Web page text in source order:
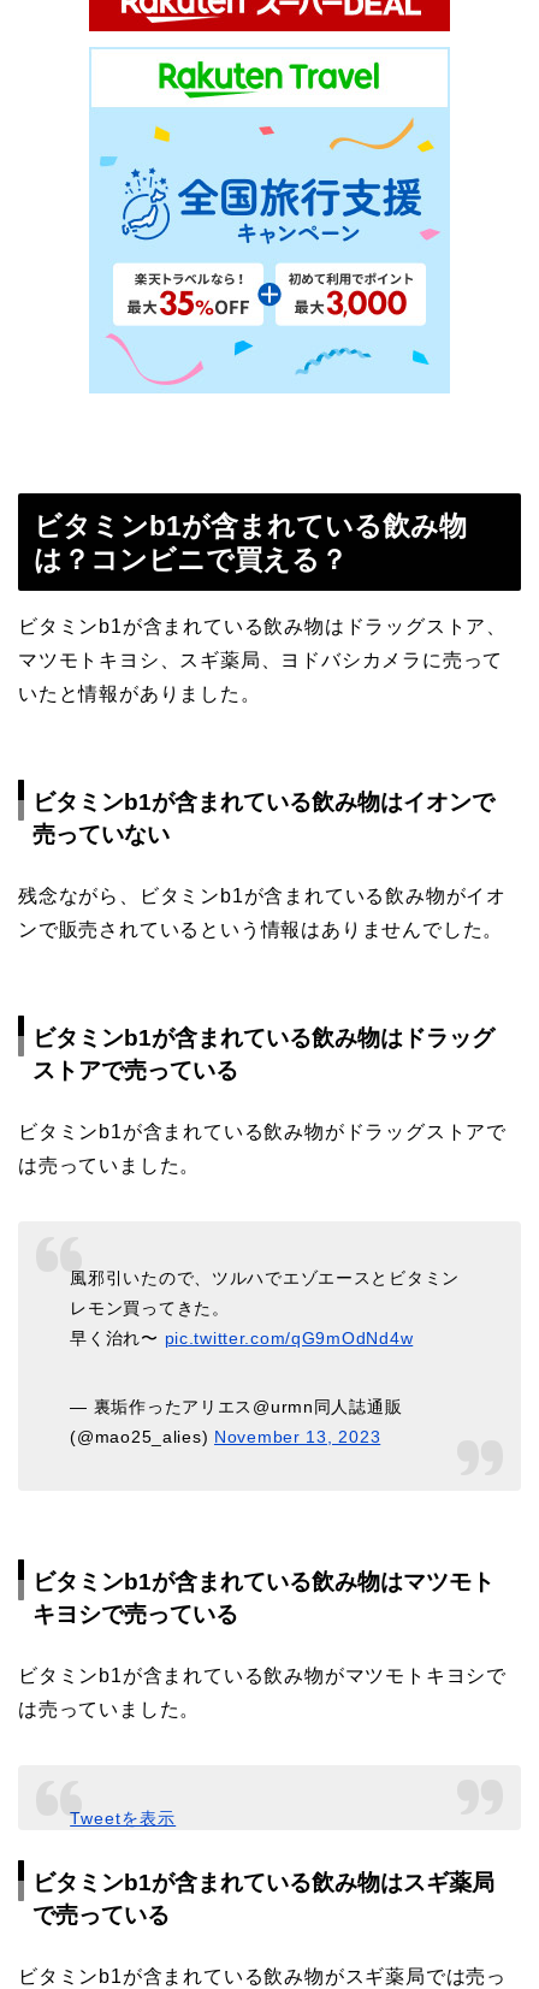
ビタミンb1が含まれている飲み物
は？コンビニで買える？
ビタミンb1が含まれている飲み物はドラッグストア、
マツモトキヨシ、スギ薬局、ヨドバシカメラに売って
いたと情報がありました。
ビタミンb1が含まれている飲み物はイオンで
売っていない
残念ながら、ビタミンb1が含まれている飲み物がイオ
ンで販売されているという情報はありませんでした。
ビタミンb1が含まれている飲み物はドラッグ
ストアで売っている
ビタミンb1が含まれている飲み物がドラッグストアで
は売っていました。
風邪引いたので、ツルハでエゾエースとビタミン
レモン買ってきた。
早く治れ〜 pic.twitter.com/qG9mOdNd4w
— 裏垢作ったアリエス@urmn同人誌通販
(@mao25_alies) November 13, 2023
ビタミンb1が含まれている飲み物はマツモト
キヨシで売っている
ビタミンb1が含まれている飲み物がマツモトキヨシで
は売っていました。
Tweetを表示
ビタミンb1が含まれている飲み物はスギ薬局
で売っている
ビタミンb1が含まれている飲み物がスギ薬局では売っ